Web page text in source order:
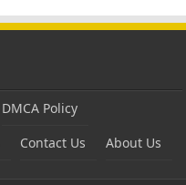
DMCA Policy
Contact Us About Us